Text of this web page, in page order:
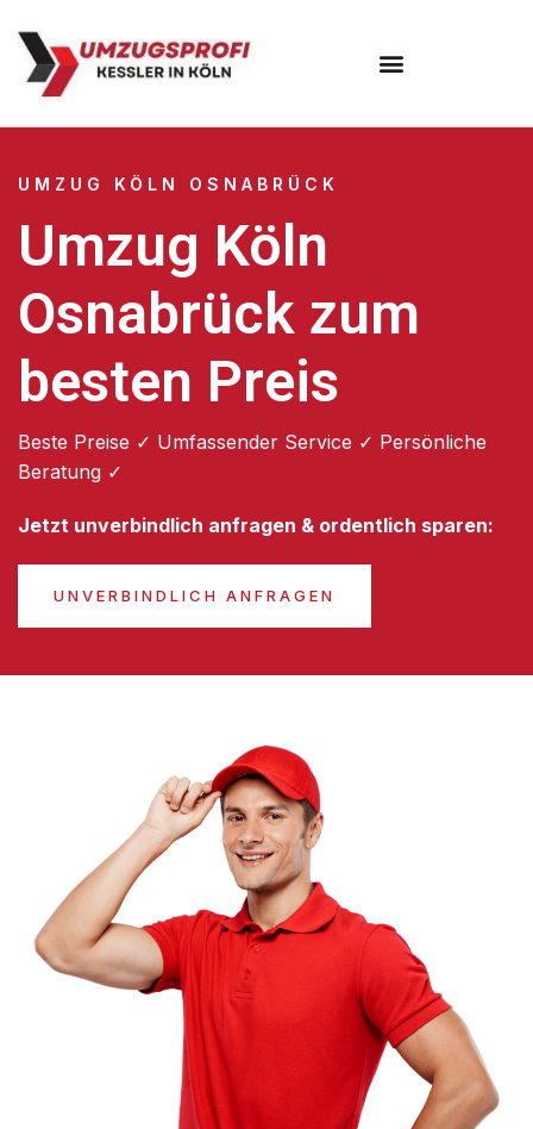
UMZUG KÖLN OSNABRÜCK
Umzug Köln
Osnabrück zum
besten Preis
Beste Preise ✓ Umfassender Service ✓ Persönliche
Beratung ✓
Jetzt unverbindlich anfragen & ordentlich sparen:
UNVERBINDLICH ANFRAGEN